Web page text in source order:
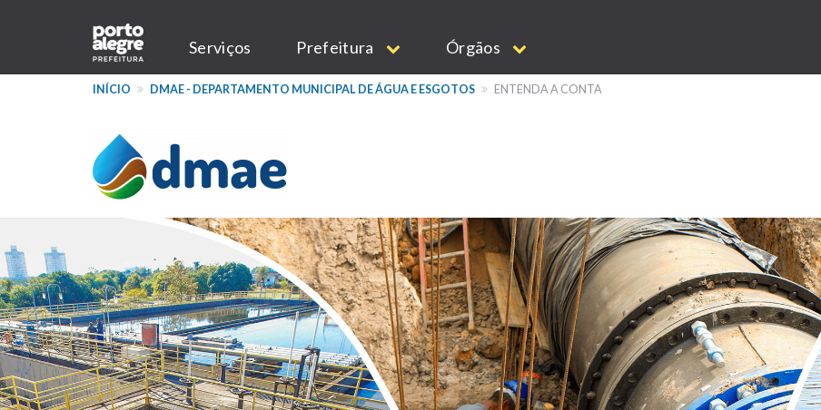
conteúdo
Main
navigation
Serviços Prefeitura Órgãos
INÍCIO DMAE - DEPARTAMENTO MUNICIPAL DE ÁGUA E ESGOTOS ENTENDA A CONTA